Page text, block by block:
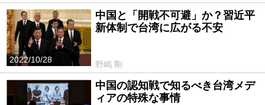
2022/10/28
中国と「開戦不可避」か？習近平
新体制で台湾に広がる不安
野嶋 剛
中国の認知戦で知るべき台湾メデ
ィアの特殊な事情